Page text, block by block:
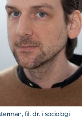
fil. dr. i sociologi